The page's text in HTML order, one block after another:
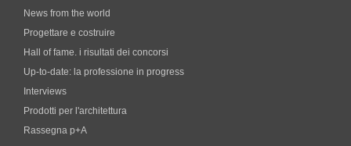
News from the world
Progettare e costruire
Hall of fame. i risultati dei concorsi
Up-to-date: la professione in progress
Interviews
Prodotti per l'architettura
Rassegna p+A